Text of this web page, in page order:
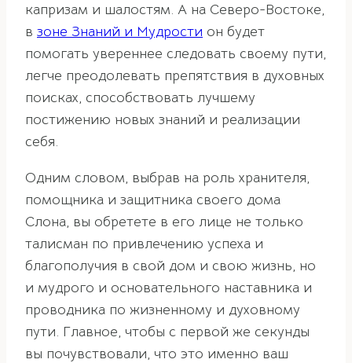
капризам и шалостям. А на Северо-Востоке,
в зоне Знаний и Мудрости он будет
помогать увереннее следовать своему пути,
легче преодолевать препятствия в духовных
поисках, способствовать лучшему
постижению новых знаний и реализации
себя.
Одним словом, выбрав на роль хранителя,
помощника и защитника своего дома
Слона, вы обретете в его лице не только
талисман по привлечению успеха и
благополучия в свой дом и свою жизнь, но
и мудрого и основательного наставника и
проводника по жизненному и духовному
пути. Главное, чтобы с первой же секунды
вы почувствовали, что это именно ваш